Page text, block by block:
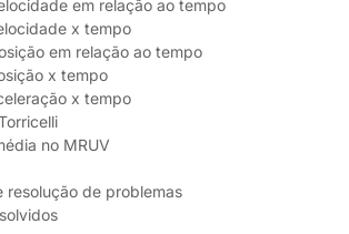
em relação ao tempo
x tempo
em relação ao tempo
x tempo
x tempo
no MRUV
resolução de problemas